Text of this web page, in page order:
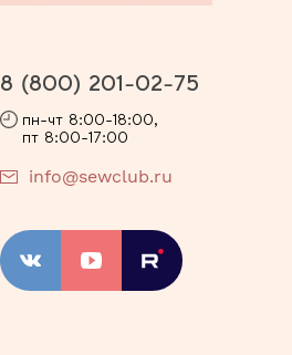
8 (800) 201-02-75
пн-чт 8:00-18:00,
пт 8:00-17:00
info@sewclub.ru